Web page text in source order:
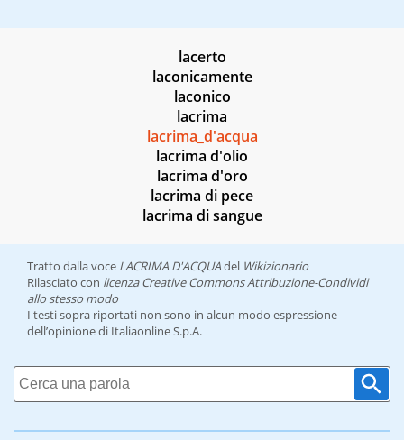
lacerto
laconicamente
laconico
lacrima
lacrima_d'acqua
lacrima d'olio
lacrima d'oro
lacrima di pece
lacrima di sangue
Tratto dalla voce LACRIMA D'ACQUAdel Wikizionario
Rilasciato con licenza Creative Commons Attribuzione-Condividi
allo stesso modo
I testi sopra riportati non sono in alcun modo espressione
dell’opinione di Italiaonline S.p.A.